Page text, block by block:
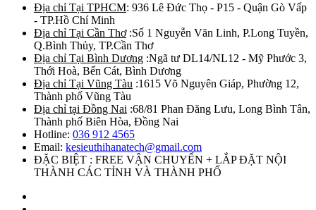
Địa chỉ Tại TPHCM: 936 Lê Đức Thọ - P15 - Quận Gò Vấp
- TP.Hồ Chí Minh
Địa chỉ Tại Cần Thơ:Số 1 Nguyễn Văn Linh, P.Long Tuyền,
Q.Bình Thủy, TP.Cần Thơ
Địa chỉ Tại Bình Dương :Ngã tư DL14/NL12 - Mỹ Phước 3,
Thới Hoà, Bến Cát, Bình Dương
Địa chỉ Tại Vũng Tàu :1615 Võ Nguyên Giáp, Phường 12,
Thành phố Vũng Tàu
Địa chỉ tại Đồng Nai :68/81 Phan Đăng Lưu, Long Bình Tân,
Thành phố Biên Hòa, Đồng Nai
Hotline: 036 912 4565
Email: kesieuthihanatech@gmail.com
ĐẶC BIỆT : FREE VẬN CHUYỂN + LẮP ĐẶT NỘI
THÀNH CÁC TỈNH VÀ THÀNH PHỐ